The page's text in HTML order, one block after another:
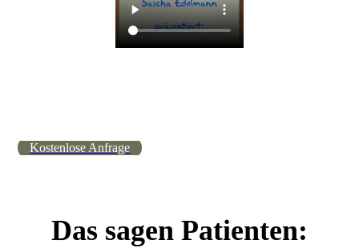
Kostenlose Anfrage
Das sagen Patienten: